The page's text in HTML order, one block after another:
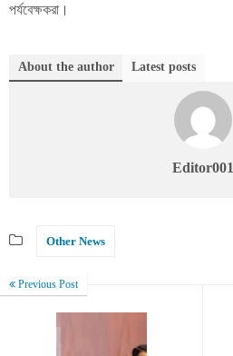
পর্যবেক্ষকরা।
About the author Latest posts
Editor001
Other News
Previous Post